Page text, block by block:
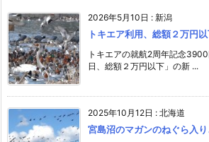
2026年5月10日 : 新潟
トキエア利用、総額２万円
トキエアの就航2周年記念
日、総額２万円以下」の新 ...
2025年10月12日 : 北海道
宮島沼のマガンのねぐら入